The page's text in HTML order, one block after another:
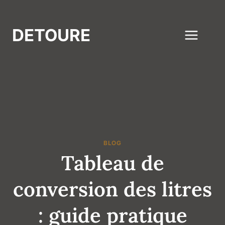
contenu
DETOURE
BLOG
Tableau de
conversion des litres
: guide pratique